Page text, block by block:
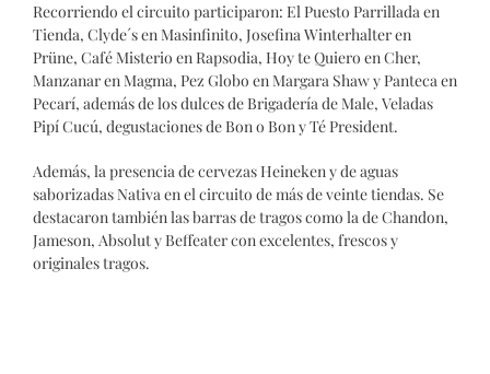
Recorriendo el circuito participaron: El Puesto Parrillada en
Tienda, Clyde´s en Masinfinito, Josefina Winterhalter en
Prüne, Café Misterio en Rapsodia, Hoy te Quiero en Cher,
Manzanar en Magma, Pez Globo en Margara Shaw y Panteca en
Pecarí, además de los dulces de Brigadería de Male, Veladas
Pipí Cucú, degustaciones de Bon o Bon y Té President.
Además, la presencia de cervezas Heineken y de aguas
saborizadas Nativa en el circuito de más de veinte tiendas. Se
destacaron también las barras de tragos como la de Chandon,
Jameson, Absolut y Beffeater con excelentes, frescos y
originales tragos.